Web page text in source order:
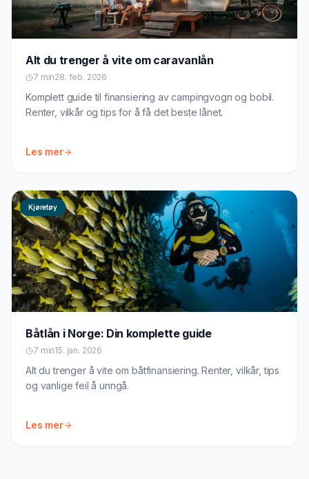
Alt du trenger å vite om caravanlån
7 min28. feb. 2026
Komplett guide til finansiering av campingvogn og bobil.
Renter, vilkår og tips for å få det beste lånet.
Les mer
Kjøretøy
Båtlån i Norge: Din komplette guide
7 min15. jan. 2026
Alt du trenger å vite om båtfinansiering. Renter, vilkår, tips
og vanlige feil å unngå.
Les mer